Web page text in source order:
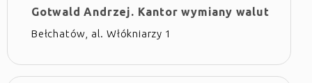
Gotwald Andrzej. Kantor wymiany walut
Bełchatów, al. Włókniarzy 1